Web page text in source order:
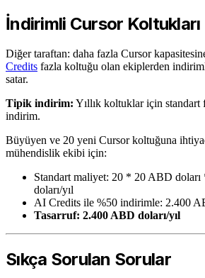
İndirimli Cursor Koltukları
Diğer taraftan: daha fazla Cursor
Credits fazla koltuğu olan ekiplerden
satar.
Tipik indirim: Yıllık koltuklar için standart
indirim.
Büyüyen ve 20 yeni Cursor koltuğuna
mühendislik ekibi için:
Standart maliyet: 20 * 20 ABD
doları/yıl
AI Credits ile %50 indirimle: 2.400
Tasarruf: 2.400 ABD doları/yıl
Sıkça Sorulan Sorular